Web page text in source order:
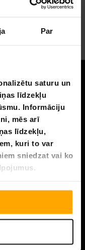
Par
saturu un
līdzekļu
Informāciju
mēs arī
līdzekļu,
kuri to var
sniedzat vai ko